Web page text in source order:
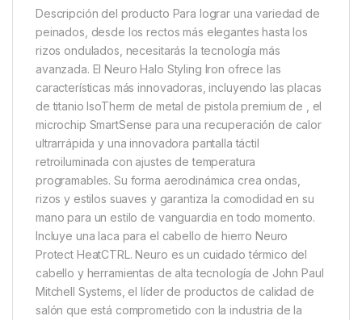
Descripción del producto Para lograr una variedad de
peinados, desde los rectos más elegantes hasta los
rizos ondulados, necesitarás la tecnología más
avanzada. El Neuro Halo Styling Iron ofrece las
características más innovadoras, incluyendo las placas
de titanio IsoTherm de metal de pistola premium de , el
microchip SmartSense para una recuperación de calor
ultrarrápida y una innovadora pantalla táctil
retroiluminada con ajustes de temperatura
programables. Su forma aerodinámica crea ondas,
rizos y estilos suaves y garantiza la comodidad en su
mano para un estilo de vanguardia en todo momento.
Incluye una laca para el cabello de hierro Neuro
Protect HeatCTRL. Neuro es un cuidado térmico del
cabello y herramientas de alta tecnología de John Paul
Mitchell Systems, el líder de productos de calidad de
salón que está comprometido con la industria de la